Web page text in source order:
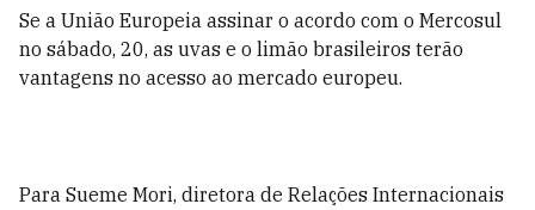
Se a União Europeia assinar o acordo com o Mercosul
no sábado, 20, as uvas e o limão brasileiros terão
vantagens no acesso ao mercado europeu.
Para Sueme Mori, diretora de Relações Internacionais